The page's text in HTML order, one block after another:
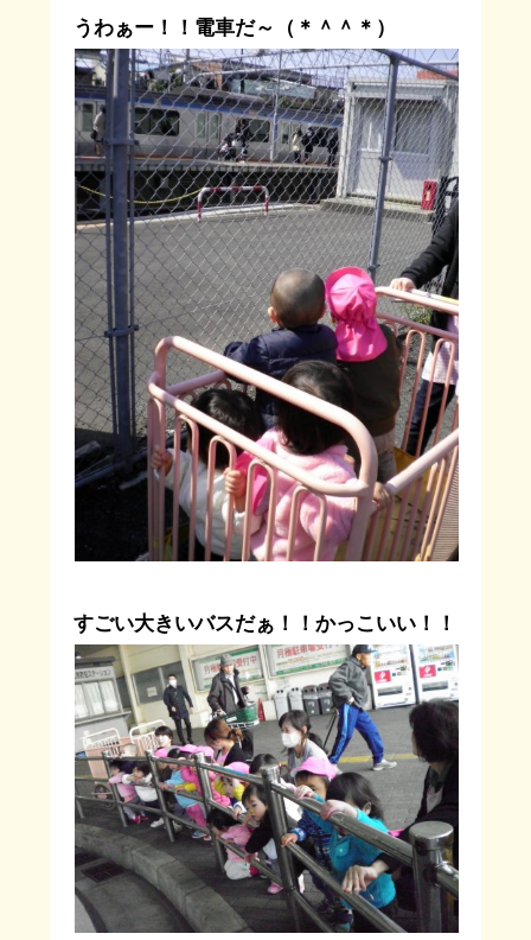
うわぁー！！電車だ～（＊＾＾＊）
すごい大きいバスだぁ！！かっこいい！！